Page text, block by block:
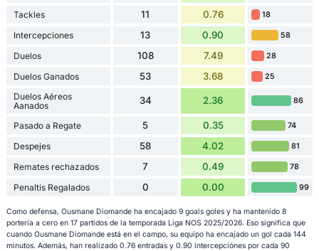
Tackles 11 0.76 18
Intercepciones 13 0.90 58
Duelos 108 7.49 28
Duelos Ganados 53 3.68 25
Duelos Aéreos
Aanados
34 2.36 86
Pasado a Regate 5 0.35 74
Despejes 58 4.02 81
Remates rechazados 7 0.49 78
Penaltis Regalados 0 0.00 99
Como defensa, Ousmane Diomande ha encajado 9 goals goles y ha mantenido 8
portería a cero en 17 partidos de la temporada Liga NOS 2025/2026. Eso significa que
cuando Ousmane Diomande está en el campo, su equipo ha encajado un gol cada 144
minutos. Además, han realizado 0.76 entradas y 0.90 intercepciónes por cada 90